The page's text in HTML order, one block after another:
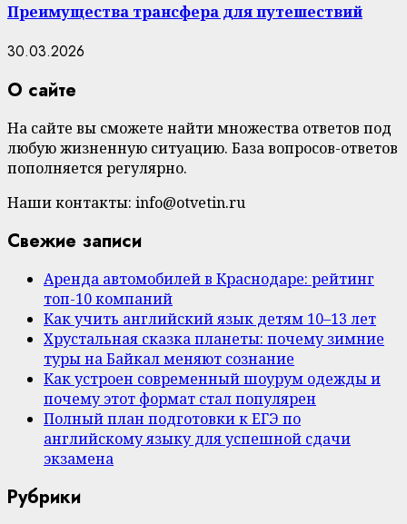
Преимущества трансфера для путешествий
30.03.2026
О сайте
На сайте вы сможете найти множества ответов под
любую жизненную ситуацию. База вопросов-ответов
пополняется регулярно.
Наши контакты: info@otvetin.ru
Свежие записи
Аренда автомобилей в Краснодаре: рейтинг
топ-10 компаний
Как учить английский язык детям 10–13 лет
Хрустальная сказка планеты: почему зимние
туры на Байкал меняют сознание
Как устроен современный шоурум одежды и
почему этот формат стал популярен
Полный план подготовки к ЕГЭ по
английскому языку для успешной сдачи
экзамена
Рубрики